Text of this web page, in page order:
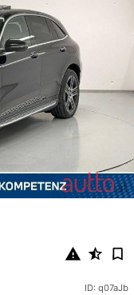
ID: q07aJb